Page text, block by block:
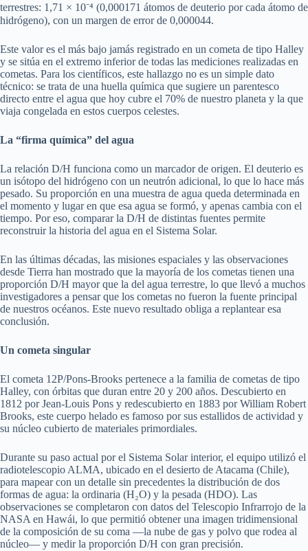
terrestres: 1,71 × 10⁻⁴ (0,000171 átomos de deuterio por cada átomo de
hidrógeno), con un margen de error de 0,000044.
Este valor es el más bajo jamás registrado en un cometa de tipo Halley
y se sitúa en el extremo inferior de todas las mediciones realizadas en
cometas. Para los científicos, este hallazgo no es un simple dato
técnico: se trata de una huella química que sugiere un parentesco
directo entre el agua que hoy cubre el 70% de nuestro planeta y la que
viaja congelada en estos cuerpos celestes.
La “firma química” del agua
La relación D/H funciona como un marcador de origen. El deuterio es
un isótopo del hidrógeno con un neutrón adicional, lo que lo hace más
pesado. Su proporción en una muestra de agua queda determinada en
el momento y lugar en que esa agua se formó, y apenas cambia con el
tiempo. Por eso, comparar la D/H de distintas fuentes permite
reconstruir la historia del agua en el Sistema Solar.
En las últimas décadas, las misiones espaciales y las observaciones
desde Tierra han mostrado que la mayoría de los cometas tienen una
proporción D/H mayor que la del agua terrestre, lo que llevó a muchos
investigadores a pensar que los cometas no fueron la fuente principal
de nuestros océanos. Este nuevo resultado obliga a replantear esa
conclusión.
Un cometa singular
El cometa 12P/Pons-Brooks pertenece a la familia de cometas de tipo
Halley, con órbitas que duran entre 20 y 200 años. Descubierto en
1812 por Jean-Louis Pons y redescubierto en 1883 por William Robert
Brooks, este cuerpo helado es famoso por sus estallidos de actividad y
su núcleo cubierto de materiales primordiales.
Durante su paso actual por el Sistema Solar interior, el equipo utilizó el
radiotelescopio ALMA, ubicado en el desierto de Atacama (Chile),
para mapear con un detalle sin precedentes la distribución de dos
formas de agua: la ordinaria (H₂O) y la pesada (HDO). Las
observaciones se completaron con datos del Telescopio Infrarrojo de la
NASA en Hawái, lo que permitió obtener una imagen tridimensional
de la composición de su coma —la nube de gas y polvo que rodea al
núcleo— y medir la proporción D/H con gran precisión.